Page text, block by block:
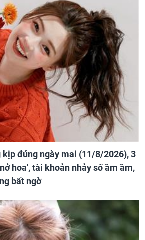
đúng ngày mai (11/8/2026), 3
hoa', tài khoản nhảy số ầm ầm,
bất ngờ